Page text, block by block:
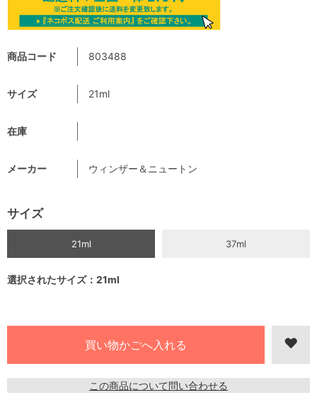
商品コード 803488
サイズ 21ml
在庫
メーカー ウィンザー＆ニュートン
サイズ
21ml 37ml
選択されたサイズ：21ml
この商品について問い合わせる